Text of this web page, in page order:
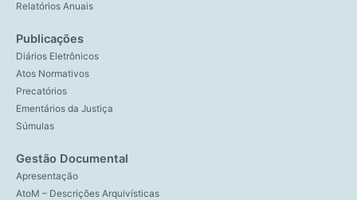
Relatórios Anuais
Publicações
Diários Eletrônicos
Atos Normativos
Precatórios
Ementários da Justiça
Súmulas
Gestão Documental
Apresentação
AtoM – Descrições Arquivísticas